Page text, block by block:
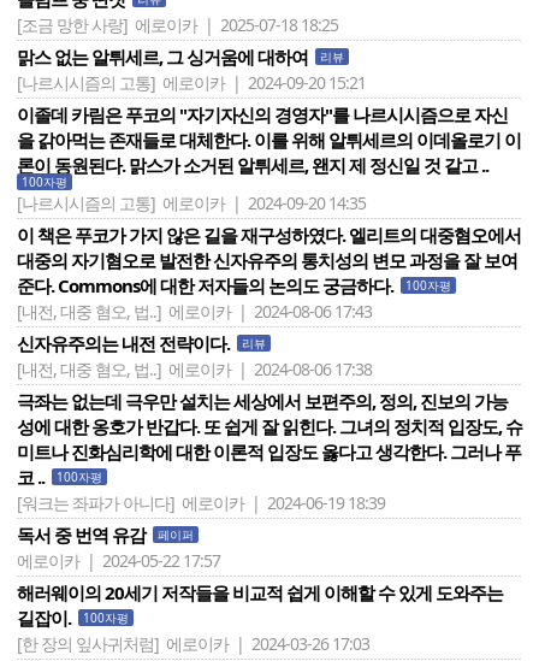
[조금 망한 사랑] 에로이카 | 2025-07-18 18:25
맑스 없는 알튀세르, 그 싱거움에 대하여 리뷰
[나르시시즘의 고통] 에로이카 | 2024-09-20 15:21
이졸데 카림은 푸코의 "자기자신의 경영자"를 나르시시즘으로 자신
을 갉아먹는 존재들로 대체한다. 이를 위해 알튀세르의 이데올로기 이
론이 동원된다. 맑스가 소거된 알튀세르, 왠지 제 정신일 것 같고 ..
100자평
[나르시시즘의 고통] 에로이카 | 2024-09-20 14:35
이 책은 푸코가 가지 않은 길을 재구성하였다. 엘리트의 대중혐오에서
대중의 자기혐오로 발전한 신자유주의 통치성의 변모 과정을 잘 보여
준다. Commons에 대한 저자들의 논의도 궁금하다.
100자평
[내전, 대중 혐오, 법..] 에로이카 | 2024-08-06 17:43
신자유주의는 내전 전략이다. 리뷰
[내전, 대중 혐오, 법..] 에로이카 | 2024-08-06 17:38
극좌는 없는데 극우만 설치는 세상에서 보편주의, 정의, 진보의 가능
성에 대한 옹호가 반갑다. 또 쉽게 잘 읽힌다. 그녀의 정치적 입장도, 슈
미트나 진화심리학에 대한 이론적 입장도 옳다고 생각한다. 그러나 푸
코 ..
100자평
[워크는 좌파가 아니다] 에로이카 | 2024-06-19 18:39
독서 중 번역 유감 페이퍼
에로이카 | 2024-05-22 17:57
해러웨이의 20세기 저작들을 비교적 쉽게 이해할 수 있게 도와주는
길잡이.
100자평
[한 장의 잎사귀처럼] 에로이카 | 2024-03-26 17:03